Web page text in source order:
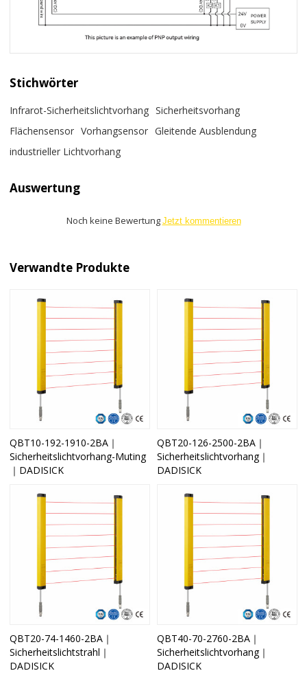
Stichwörter
Infrarot-Sicherheitslichtvorhang Sicherheitsvorhang
Flächensensor Vorhangsensor Gleitende Ausblendung
industrieller Lichtvorhang
Auswertung
Noch keine Bewertung Jetzt kommentieren
Verwandte Produkte
QBT10-192-1910-2BA｜
Sicherheitslichtvorhang-Muting
｜DADISICK
QBT20-126-2500-2BA｜
Sicherheitslichtvorhang｜
DADISICK
QBT20-74-1460-2BA｜
Sicherheitslichtstrahl｜
DADISICK
QBT40-70-2760-2BA｜
Sicherheitslichtvorhang｜
DADISICK